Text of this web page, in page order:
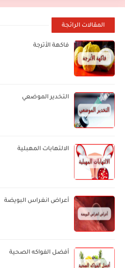
المقالات الرائجة
فاكهة الأترجة
التخدير الموضعي
الالتهابات المهبلية
أعراض انغراس البويضة
أفضل الفواكه الصحية